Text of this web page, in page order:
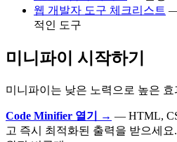
웹 개발자 도구 체크리스트 —
적인 도구
미니파이 시작하기
미니파이는 낮은 노력으로 높은
Code Minifier 열기 → — HTML,
고 즉시 최적화된 출력을 받으세